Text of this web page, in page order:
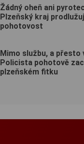
Žádný oheň ani
Plzeňský kraj
pohotovost
Mimo službu, a přesto
Policista pohotově
plzeňském fitku